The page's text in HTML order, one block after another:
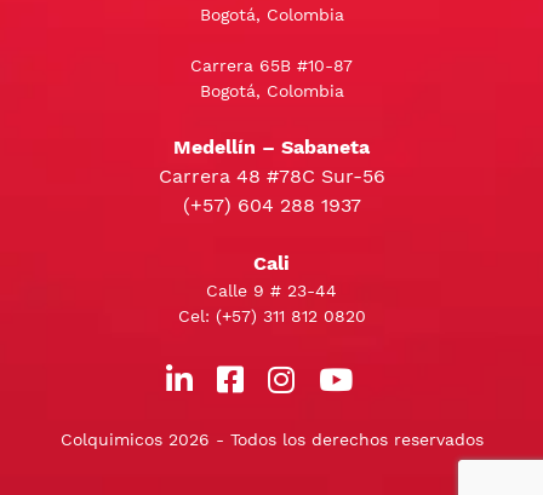
Bogotá, Colombia
Carrera 65B #10-87
Bogotá, Colombia
Medellín – Sabaneta
Carrera 48 #78C Sur-56
(+57) 604 288 1937
Cali
Calle 9 # 23-44
Cel: (+57) 311 812 0820
Colquimicos 2026 - Todos los derechos reservados